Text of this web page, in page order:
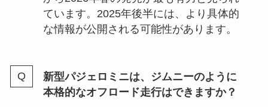
ています。2025年後半には、より具体的
な情報が公開される可能性があります。
新型パジェロミニは、ジムニーのように
本格的なオフロード走行はできますか？